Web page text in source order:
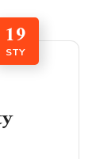
19
STY